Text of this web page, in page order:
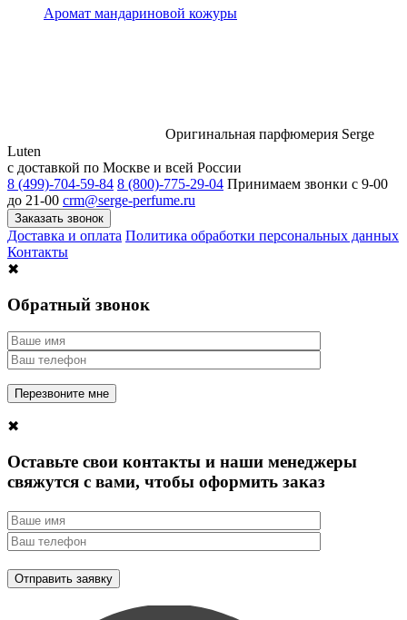
Аромат мандариновой кожуры
Оригинальная парфюмерия Serge
Luten
с доставкой по Москве и всей России
8 (499)-704-59-84 8 (800)-775-29-04 Принимаем звонки c 9-00
до 21-00 crm@serge-perfume.ru
Заказать звонок
Доставка и оплата Политика обработки персональных данных
Контакты
✖
Обратный звонок
✖
Оставьте свои контакты и наши менеджеры
свяжутся с вами, чтобы оформить заказ